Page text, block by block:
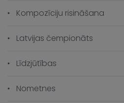
Kompozīciju risināšana
Latvijas čempionāts
Līdzjūtības
Nometnes